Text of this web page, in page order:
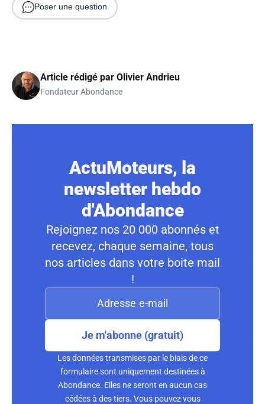
Poser une question
Article rédigé par Olivier Andrieu
Fondateur Abondance
ActuMoteurs, la
newsletter hebdo
d'Abondance
Rejoignez nos 20 000 abonnés et
recevez, chaque semaine, tous
nos articles dans votre boite mail
!
Je m'abonne (gratuit)
Les données transmises par le biais de ce
formulaire sont uniquement destinées à
Abondance. Elles ne seront en aucun cas
cédées à des tiers. Vous pouvez vous